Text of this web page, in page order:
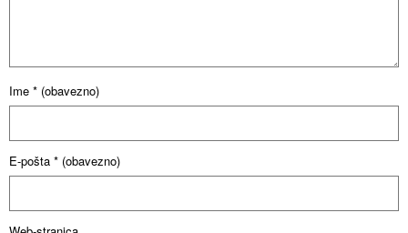
Ime * (obavezno)
E-pošta * (obavezno)